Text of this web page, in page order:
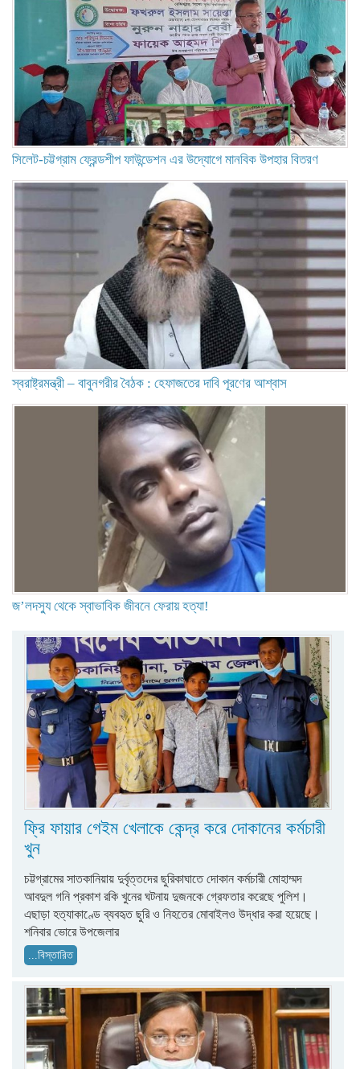
সিলেট-চট্টগ্রাম ফ্রেন্ডশীপ ফাউন্ডেশন এর উদ্যোগে মানবিক উপহার বিতরণ
স্বরাষ্ট্রমন্ত্রী – বাবুনগরীর বৈঠক : হেফাজতের দাবি পূরণের আশ্বাস
জ’লদস্যু থেকে স্বাভাবিক জীবনে ফেরায় হত্যা!
ফ্রি ফায়ার গেইম খেলাকে কেন্দ্র করে দোকানের কর্মচারী
খুন
চট্টগ্রামের সাতকানিয়ায় দুর্বৃত্তদের ছুরিকাঘাতে দোকান কর্মচারী মোহাম্মদ
আবদুল গনি প্রকাশ রকি খুনের ঘটনায় দুজনকে গ্রেফতার করেছে পুলিশ।
এছাড়া হত্যাকাণ্ডে ব্যবহৃত ছুরি ও নিহতের মোবাইলও উদ্ধার করা হয়েছে।
শনিবার ভোরে উপজেলার
...বিস্তারিত